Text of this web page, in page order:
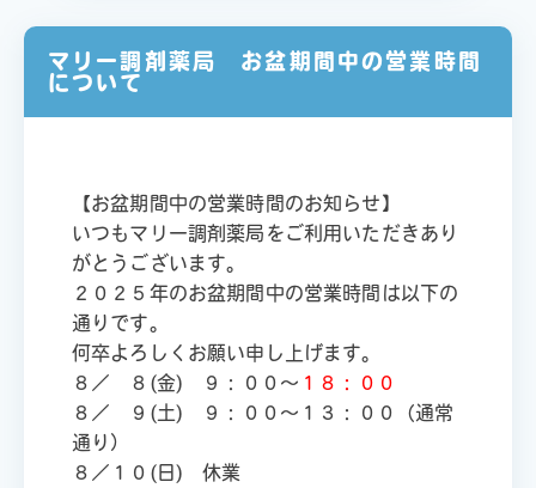
マリー調剤薬局 お盆期間中の営業時間
について
【お盆期間中の営業時間のお知らせ】
いつもマリー調剤薬局をご利用いただきあり
がとうございます。
２０２５年のお盆期間中の営業時間は以下の
通りです。
何卒よろしくお願い申し上げます。
８／ ８(金) ９：００～ １８：００
８／ ９(土) ９：００～１３：００（通常
通り）
８／１０(日) 休業